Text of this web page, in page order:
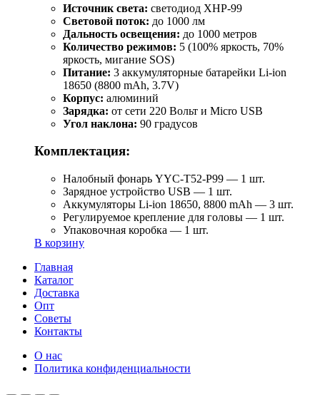
Источник света: светодиод XHP-99
Световой поток: до 1000 лм
Дальность освещения: до 1000 метров
Количество режимов: 5 (100% яркость, 70%
яркость, мигание SOS)
Питание: 3 аккумуляторные батарейки Li-ion
18650 (8800 mAh, 3.7V)
Корпус: алюминий
Зарядка: от сети 220 Вольт и Micro USB
Угол наклона: 90 градусов
Комплектация:
Налобный фонарь YYC-T52-P99 — 1 шт.
Зарядное устройство USB — 1 шт.
Аккумуляторы Li-ion 18650, 8800 mAh — 3 шт.
Регулируемое крепление для головы — 1 шт.
Упаковочная коробка — 1 шт.
В корзину
Главная
Каталог
Доставка
Опт
Советы
Контакты
О нас
Политика конфиденциальности